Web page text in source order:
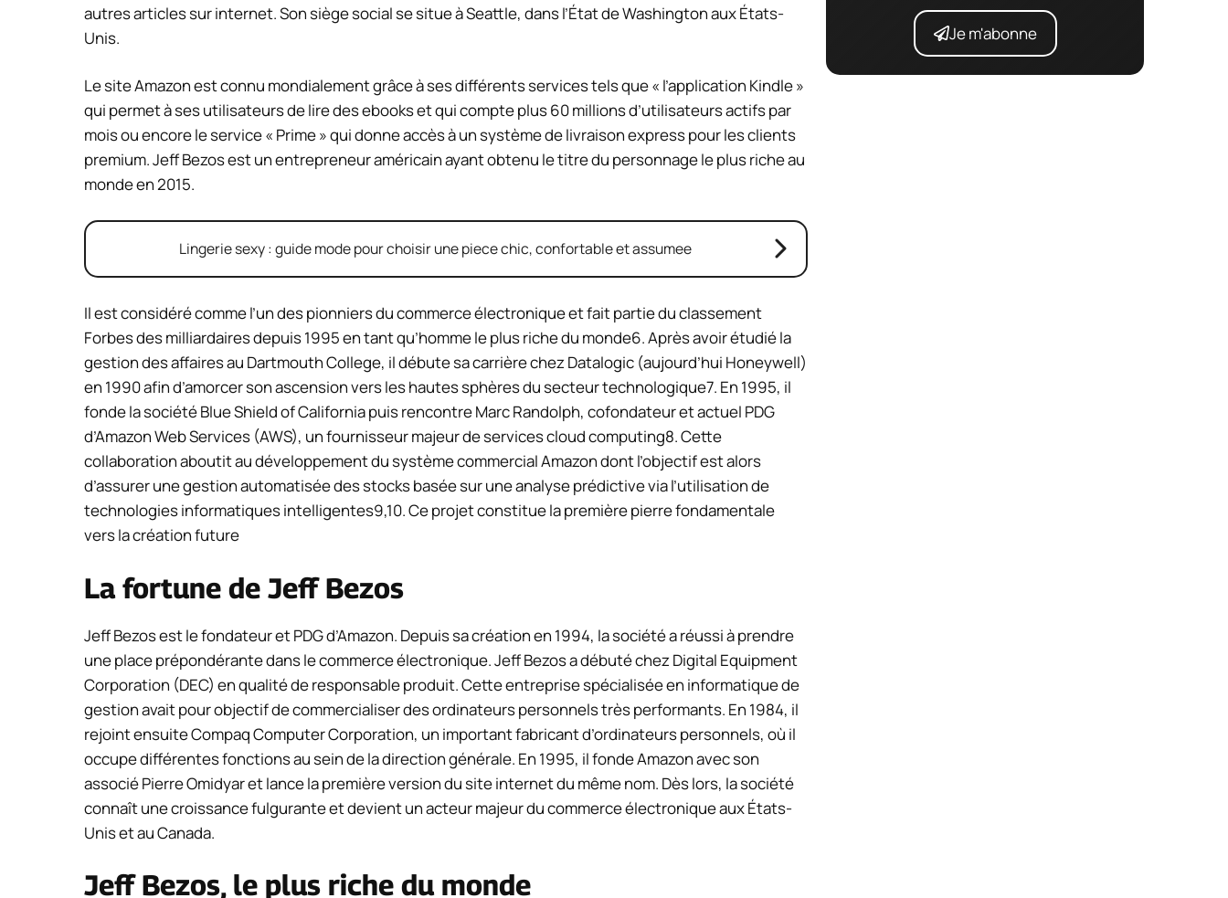
autres articles sur internet. Son siège social se situe à Seattle, dans l’État de Washington aux États-
Unis.
Le site Amazon est connu mondialement grâce à ses différents services tels que « l’application Kindle »
qui permet à ses utilisateurs de lire des ebooks et qui compte plus 60 millions d’utilisateurs actifs par
mois ou encore le service « Prime » qui donne accès à un système de livraison express pour les clients
premium. Jeff Bezos est un entrepreneur américain ayant obtenu le titre du personnage le plus riche au
monde en 2015.
Lingerie sexy : guide mode pour choisir une piece chic, confortable et assumee
Il est considéré comme l’un des pionniers du commerce électronique et fait partie du classement
Forbes des milliardaires depuis 1995 en tant qu’homme le plus riche du monde6. Après avoir étudié la
gestion des affaires au Dartmouth College, il débute sa carrière chez Datalogic (aujourd’hui Honeywell)
en 1990 afin d’amorcer son ascension vers les hautes sphères du secteur technologique7. En 1995, il
fonde la société Blue Shield of California puis rencontre Marc Randolph, cofondateur et actuel PDG
d’Amazon Web Services (AWS), un fournisseur majeur de services cloud computing8. Cette
collaboration aboutit au développement du système commercial Amazon dont l’objectif est alors
d’assurer une gestion automatisée des stocks basée sur une analyse prédictive via l’utilisation de
technologies informatiques intelligentes9,10. Ce projet constitue la première pierre fondamentale
vers la création future
La fortune de Jeff Bezos
Jeff Bezos est le fondateur et PDG d’Amazon. Depuis sa création en 1994, la société a réussi à prendre
une place prépondérante dans le commerce électronique. Jeff Bezos a débuté chez Digital Equipment
Corporation (DEC) en qualité de responsable produit. Cette entreprise spécialisée en informatique de
gestion avait pour objectif de commercialiser des ordinateurs personnels très performants. En 1984, il
rejoint ensuite Compaq Computer Corporation, un important fabricant d’ordinateurs personnels, où il
occupe différentes fonctions au sein de la direction générale. En 1995, il fonde Amazon avec son
associé Pierre Omidyar et lance la première version du site internet du même nom. Dès lors, la société
connaît une croissance fulgurante et devient un acteur majeur du commerce électronique aux États-
Unis et au Canada.
Jeff Bezos, le plus riche du monde
Je m'abonne